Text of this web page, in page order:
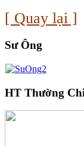
[ Quay lại ]
Sư Ông
HT Thường